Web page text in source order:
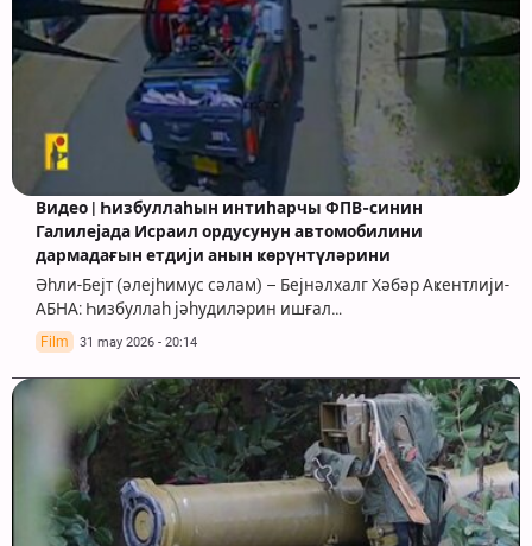
Видео | Һизбуллаһын интиһарчы ФПВ-синин
Галилејада Исраил ордусунун автомобилини
дармадағын етдији анын ҝөрүнтүләрини
Әһли-Бејт (әлејһимус сәлам) – Бејнәлхалг Хәбәр Аҝентлији-
АБНА: Һизбуллаһ јәһудиләрин ишғал…
Film 31 may 2026 - 20:14